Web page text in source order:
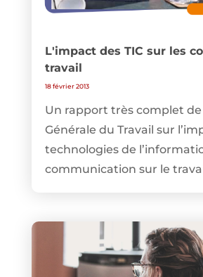
L'impact des TIC sur les
travail
18 février 2013
Un rapport très complet
Générale du Travail sur
technologies de
communication sur le